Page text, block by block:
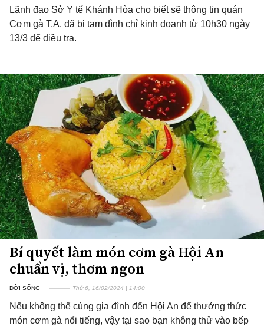
Lãnh đạo Sở Y tế Khánh Hòa cho biết sẽ thông tin quán
Cơm gà T.A. đã bị tạm đình chỉ kinh doanh từ 10h30 ngày
13/3 để điều tra.
Bí quyết làm món cơm gà Hội An
chuẩn vị, thơm ngon
ĐỜI SỐNG Thứ 6, 16/02/2024 | 14:00
Nếu không thể cùng gia đình đến Hội An để thưởng thức
món cơm gà nổi tiếng, vậy tại sao bạn không thử vào bếp